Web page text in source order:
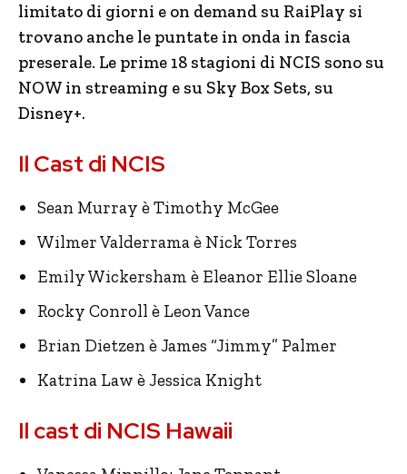
limitato di giorni e on demand su RaiPlay si
trovano anche le puntate in onda in fascia
preserale. Le prime 18 stagioni di NCIS sono su
NOW in streaming e su Sky Box Sets, su
Disney+.
Il Cast di NCIS
Sean Murray è Timothy McGee
Wilmer Valderrama è Nick Torres
Emily Wickersham è Eleanor Ellie Sloane
Rocky Conroll è Leon Vance
Brian Dietzen è James “Jimmy” Palmer
Katrina Law è Jessica Knight
Il cast di NCIS Hawaii